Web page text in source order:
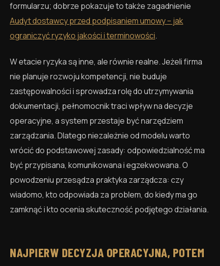
formularzu; dobrze pokazuje to także zagadnienie
Audyt dostawcy przed podpisaniem umowy – jak
ograniczyć ryzyko jakości i terminowości.
W etacie ryzyka są inne, ale równie realne. Jeżeli firma
nie planuje rozwoju kompetencji, nie buduje
zastępowalności i sprowadza rolę do utrzymywania
dokumentacji, pełnomocnik traci wpływ na decyzje
operacyjne, a system przestaje być narzędziem
zarządzania. Dlatego niezależnie od modelu warto
wrócić do podstawowej zasady: odpowiedzialność ma
być przypisana, komunikowana i egzekwowana. O
powodzeniu przesądza praktyka zarządcza: czy
wiadomo, kto odpowiada za problem, do kiedy ma go
zamknąć i kto ocenia skuteczność podjętego działania.
NAJPIERW DECYZJA OPERACYJNA, POTEM